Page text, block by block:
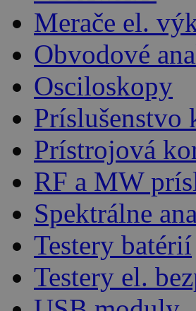
Merače el.
Obvodové
Osciloskopy
Príslušenstvo
Prístrojová
RF a MW
Spektrálne
Testery batérií
Testery el.